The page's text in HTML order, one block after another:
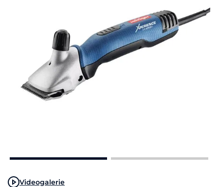
Videogalerie